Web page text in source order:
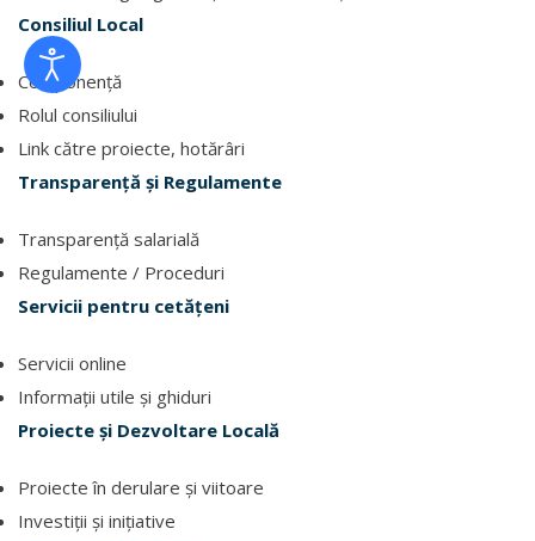
Consiliul Local
Componență
Rolul consiliului
Link către proiecte, hotărâri
Transparență și Regulamente
Transparență salarială
Regulamente / Proceduri
Servicii pentru cetățeni
Servicii online
Informații utile și ghiduri
Proiecte și Dezvoltare Locală
Proiecte în derulare și viitoare
Investiții și inițiative